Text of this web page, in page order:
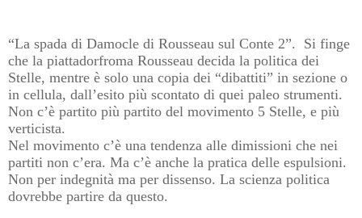
“La spada di Damocle di Rousseau sul Conte 2”. Si finge
che la piattadorfroma Rousseau decida la politica dei
Stelle, mentre è solo una copia dei “dibattiti” in sezione o
in cellula, dall’esito più scontato di quei paleo strumenti.
Non c’è partito più partito del movimento 5 Stelle, e più
verticista.
Nel movimento c’è una tendenza alle dimissioni che nei
partiti non c’era. Ma c’è anche la pratica delle espulsioni.
Non per indegnità ma per dissenso. La scienza politica
dovrebbe partire da questo.